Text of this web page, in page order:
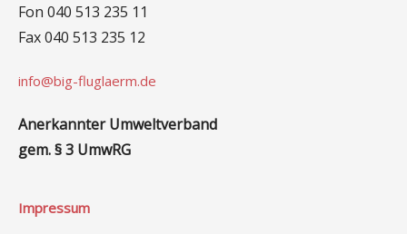
Fon 040 513 235 11
Fax 040 513 235 12
info@big-fluglaerm.de
Anerkannter Umweltverband
gem. § 3 UmwRG
Impressum